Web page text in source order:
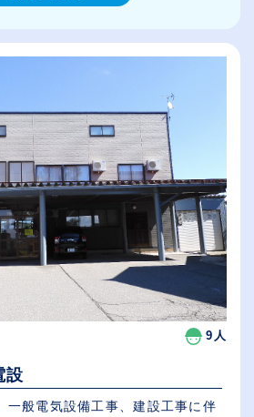
9人
設
一般電気設備工事、建設工事に伴